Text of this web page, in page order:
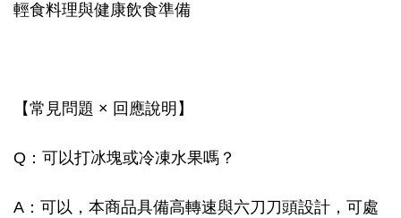
輕食料理與健康飲食準備
【常見問題 × 回應說明】
Q：可以打冰塊或冷凍水果嗎？
A：可以，本商品具備高轉速與六刀刀頭設計，可處